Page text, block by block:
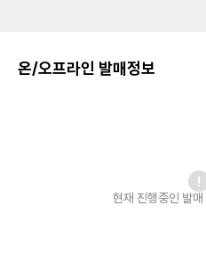
온/오프라인 발매정보
현재 진행중인 발매